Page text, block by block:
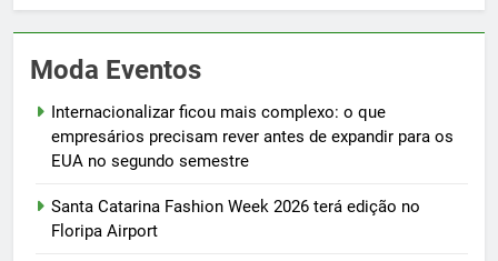
Moda Eventos
Internacionalizar ficou mais complexo: o que
empresários precisam rever antes de expandir para os
EUA no segundo semestre
Santa Catarina Fashion Week 2026 terá edição no
Floripa Airport